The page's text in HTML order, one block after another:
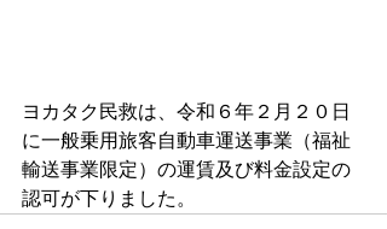
ヨカタク民救は、令和６年２月２０日
に一般乗用旅客自動車運送事業（福祉
輸送事業限定）の運賃及び料金設定の
認可が下りました。